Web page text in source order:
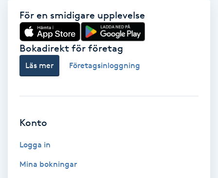
Face framing
Faceliftmassage
Fet hårbotten
Fettreducering
Fibromassage
Fillers
För en smidigare upplevelse
Bokadirekt för företag
Läs mer Företagsinloggning
Konto
Logga in
Mina bokningar